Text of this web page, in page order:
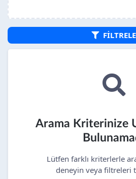
FİLTRELE
Arama Kriterinize
Lütfen farklı kriterlerle
deneyin veya filtreleri